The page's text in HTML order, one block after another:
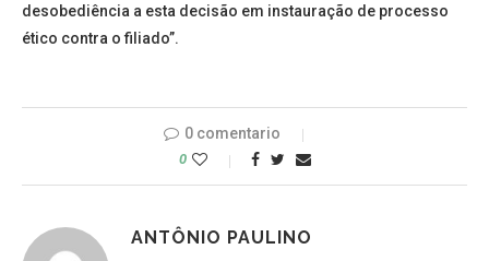
desobediência a esta decisão em instauração de processo
ético contra o filiado”.
0 comentario
0
ANTÔNIO PAULINO